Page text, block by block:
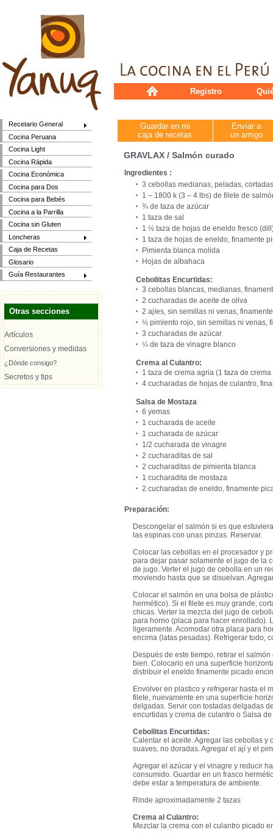
Recetario General
Cocina Peruana
Cocina Light
Cocina Rápida
Cocina Económica
Cocina para Dos
Cocina para Bebés
Cocina a la Parrilla
Cocina sin Gluten
Loncheras
Caja de Recetas
Glosario
Guía Restaurantes
Otras secciones
Artículos
Conversiones y medidas
¿Dónde consigo?
Secretos y tips
Registro
Guardar en mi
caja de recetas
Enviar a
un amigo
GRAVLAX / Salmón curado
Ingredientes :
3 cebollas medianas, peladas,
1 – 1800 k (3 – 4 lbs) de filete de
¾ de taza de azúcar
1 taza de sal
1 ½ taza de hojas de eneldo fresco
1 taza de hojas de eneldo, finamente
Pimienta blanca molida
Hojas de albahaca
Cebollitas Encurtidas:
3 cebollas blancas, medianas,
2 cucharadas de aceite de oliva
2 ajíes, sin semillas ni venas,
½ pimiento rojo, sin semillas ni venas,
3 cucharadas de azúcar
¼ de taza de vinagre blanco
Crema al Culantro:
1 taza de crema agria (1 taza de
4 cucharadas de hojas de culantro,
Salsa de Mostaza
6 yemas
1 cucharada de aceite
1 cucharada de azúcar
1/2 cucharada de vinagre
2 cucharaditas de sal
2 cucharaditas de pimienta blanca
1 cucharadita de mostaza
2 cucharadas de eneldo, finamente
Preparación:
Descongelar el salmón si es que
las espinas con unas pinzas. Reservar.
Colocar las cebollas en el procesador y
para dejar pasar solamente el jugo de la
de jugo. Verter el jugo de cebolla en un
moviendo hasta que se disuelvan.
Colocar el salmón en una bolsa de
hermético). Si el filete es muy grande,
chicas. Verter la mezcla del jugo de
para horno (placa para hacer enrollado).
ligeramente. Acomodar otra placa para
encima (latas pesadas). Refrigerar todo,
Después de este tiempo, retirar el
bien. Colocarlo en una superficie
distribuir el eneldo finamente picado
Envolver en plastico y refrigerar hasta el
filete, nuevamente en una superficie
delgadas. Servir con tostadas delgadas
encurtidas y crema de culantro o Salsa
Cebollitas Encurtidas:
Calentar el aceite. Agregar las cebollas y
suaves, no doradas. Agregar el ají y el
Agregar el azúcar y el vinagre y reducir
consumido. Guardar en un frasco
debe estar a temperatura de ambiente.
Rinde aproximadamente 2 tazas
Crema al Culantro:
Mezclar la crema con el culantro picado